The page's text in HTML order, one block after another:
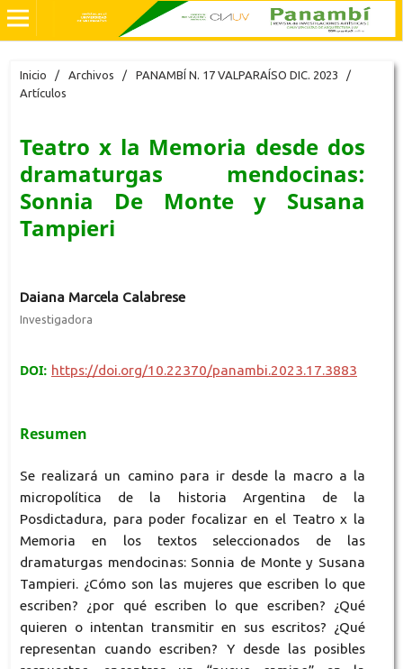
Inicio / Archivos / PANAMBÍ N. 17 VALPARAÍSO DIC. 2023
/
Artículos
Teatro x la Memoria desde dos
dramaturgas mendocinas:
Sonnia De Monte y Susana
Tampieri
Daiana Marcela Calabrese
Investigadora
DOI: https://doi.org/10.22370/panambi.2023.17.3883
Resumen
Se realizará un camino para ir desde la macro a la
micropolítica de la historia Argentina de la
Posdictadura, para poder focalizar en el Teatro x la
Memoria en los textos seleccionados de las
dramaturgas mendocinas: Sonnia de Monte y Susana
Tampieri. ¿Cómo son las mujeres que escriben lo que
escriben? ¿por qué escriben lo que escriben? ¿Qué
quieren o intentan transmitir en sus escritos? ¿Qué
representan cuando escriben? Y desde las posibles